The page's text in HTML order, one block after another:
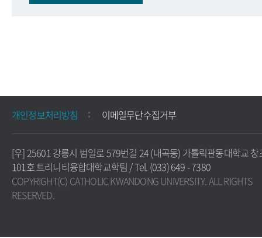
개인정보처리방침 이메일무단수집거부
[우] 25601 강릉시 범일로 579번길 24 (내곡동) 가톨릭관동대학교 창
101호 트리니티융합대학교학팀 / Tel. (033) 649 - 7380
COPYRIGHT(C) CATHOLIC KWANDONG UNIVERSITY. ALL RIGHTS
RESERVED.